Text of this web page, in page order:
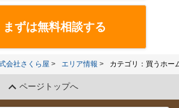
まずは無料相談する
会社さくら屋 エリア情報 カテゴリ：買うホー
ページトップへ